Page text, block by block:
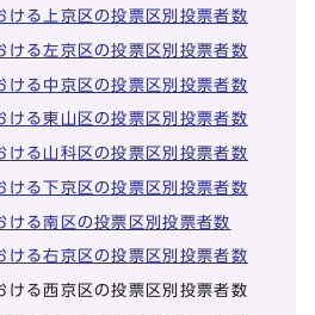
ける上京区の投票区別投票者数
ける左京区の投票区別投票者数
ける中京区の投票区別投票者数
ける東山区の投票区別投票者数
ける山科区の投票区別投票者数
ける下京区の投票区別投票者数
ける南区の投票区別投票者数
ける右京区の投票区別投票者数
ける西京区の投票区別投票者数